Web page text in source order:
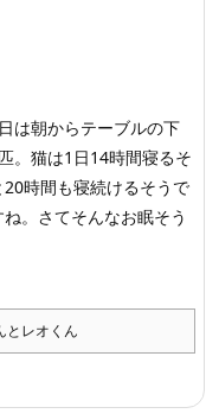
は朝からテーブルの下
。 猫は1日14時間寝るそ
20時間も寝続けるそうで
。 さてそんなお眠そう
とレオくん